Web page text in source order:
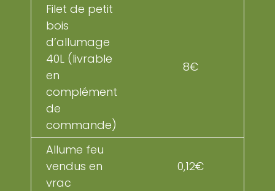
Filet de petit
bois
d’allumage
40L (livrable
en
complément
de
commande)
8€
Allume feu
vendus en
vrac
0,12€